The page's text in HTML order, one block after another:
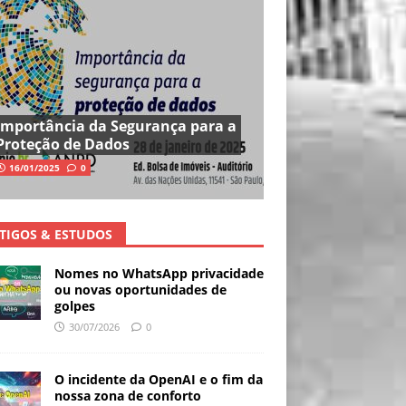
da Segurança para a
de Dados
16/01/2025 0
& ESTUDOS
Nomes no WhatsApp privacidade
ou novas oportunidades de
golpes
30/07/2026 0
O incidente da OpenAI e o fim da
nossa zona de conforto